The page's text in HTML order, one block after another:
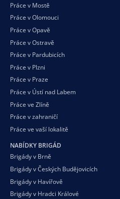
Práce v Mostě
Práce v Olomouci
Práce v Opavě
Práce v Ostravě
Práce v Pardubicích
Práce v Plzni
Práce v Praze
Práce v Ústí nad Labem
Práce ve Zlíně
Práce v zahraničí
Práce ve vaší lokalitě
NABÍDKY BRIGÁD
Brigády v Brně
Brigády v Českých Budějovicích
Brigády v Havířově
Brigády v Hradci Králové